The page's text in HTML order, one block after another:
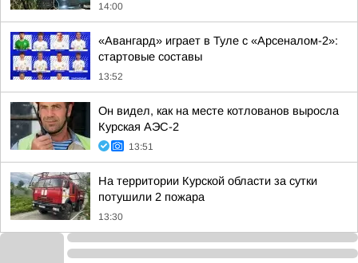
14:00
«Авангард» играет в Туле с «Арсеналом-2»:
стартовые составы
13:52
Он видел, как на месте котлованов выросла
Курская АЭС-2
13:51
На территории Курской области за сутки
потушили 2 пожара
13:30